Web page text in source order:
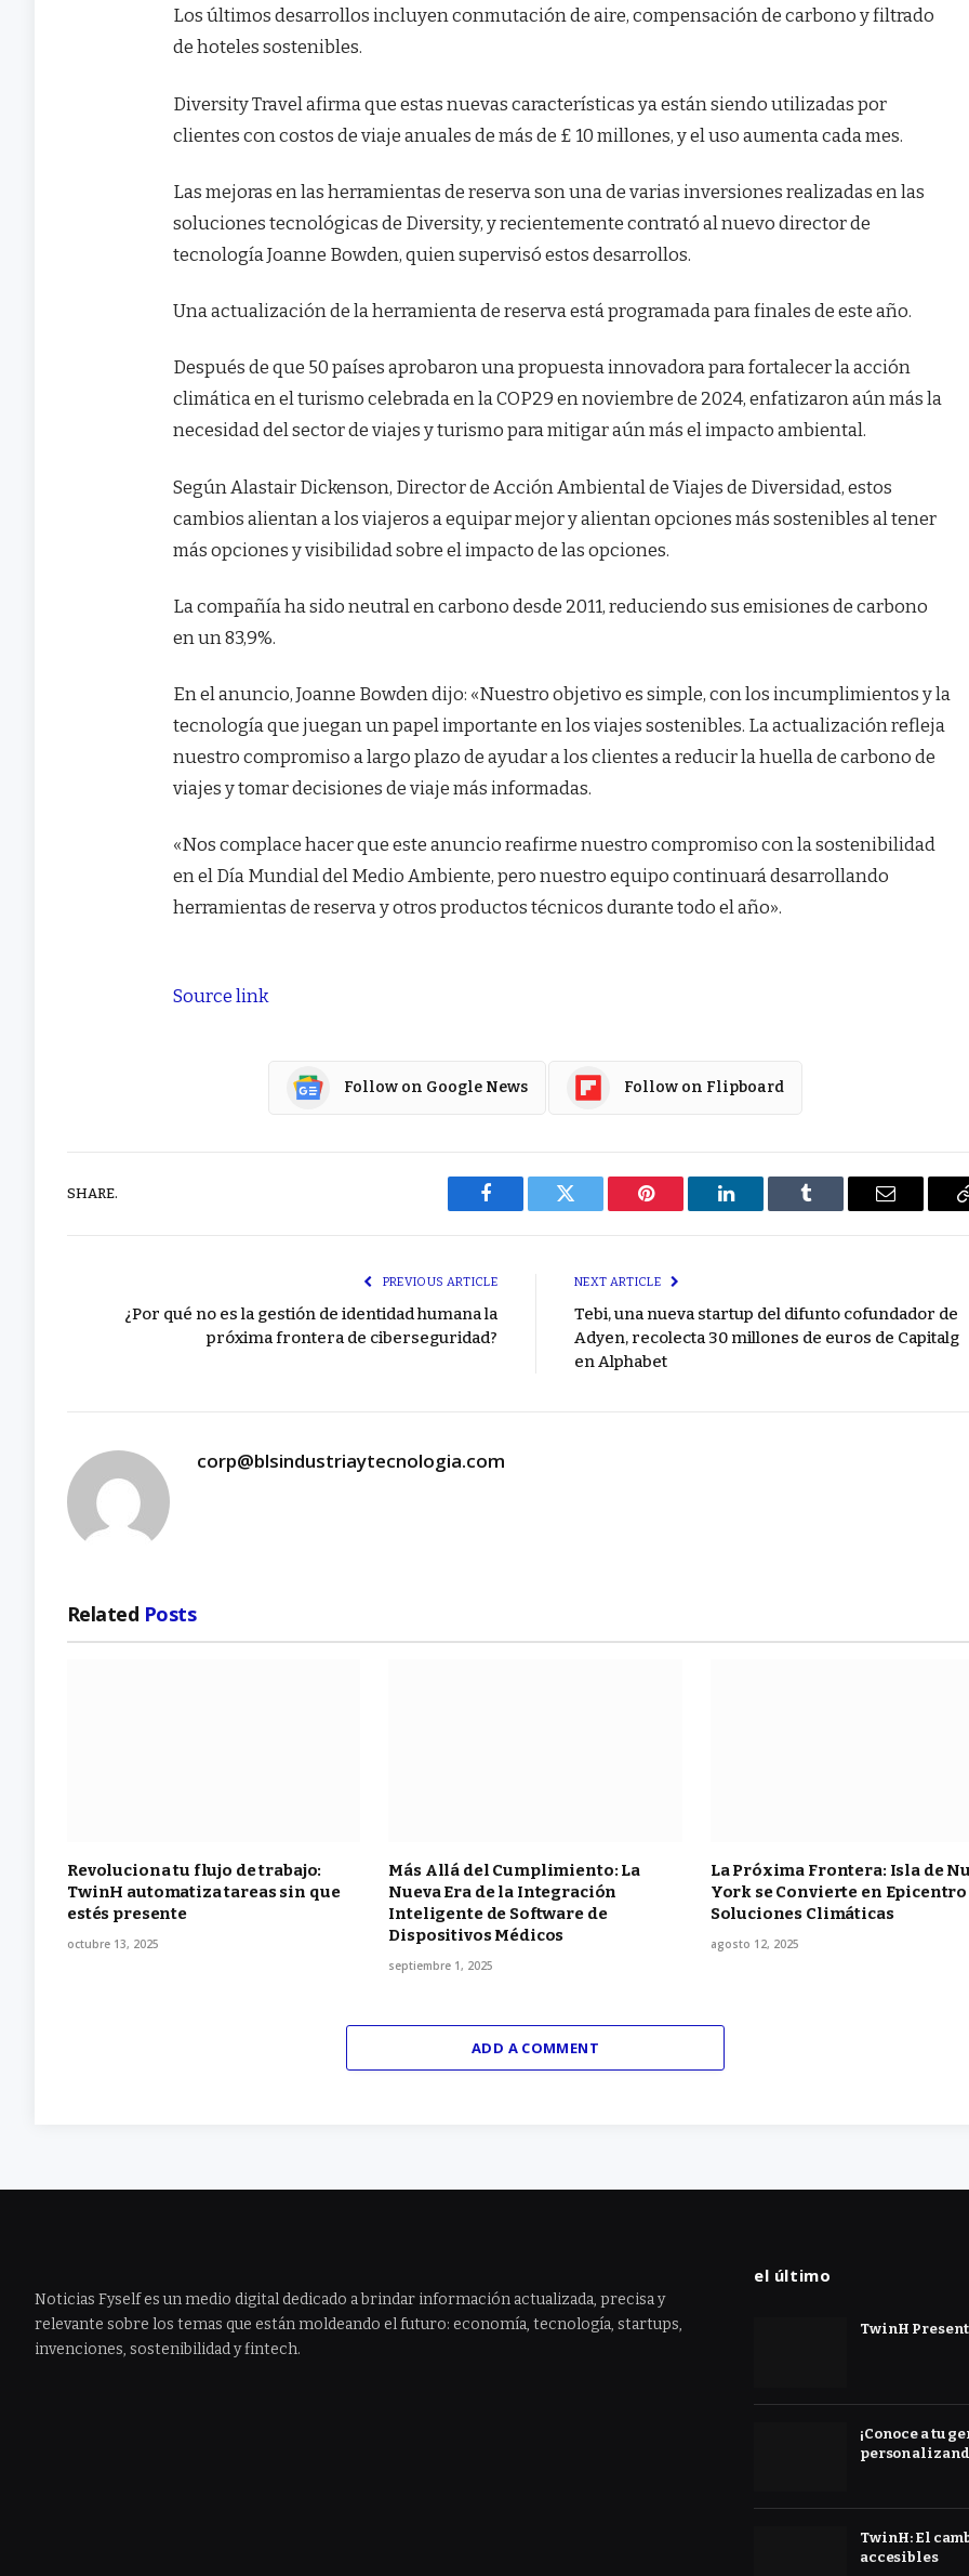
Los últimos desarrollos incluyen conmutación de aire, compensación de carbono y filtrado
de hoteles sostenibles.
Diversity Travel afirma que estas nuevas características ya están siendo utilizadas por
clientes con costos de viaje anuales de más de £ 10 millones, y el uso aumenta cada mes.
Las mejoras en las herramientas de reserva son una de varias inversiones realizadas en las
soluciones tecnológicas de Diversity, y recientemente contrató al nuevo director de
tecnología Joanne Bowden, quien supervisó estos desarrollos.
Una actualización de la herramienta de reserva está programada para finales de este año.
Después de que 50 países aprobaron una propuesta innovadora para fortalecer la acción
climática en el turismo celebrada en la COP29 en noviembre de 2024, enfatizaron aún más la
necesidad del sector de viajes y turismo para mitigar aún más el impacto ambiental.
Según Alastair Dickenson, Director de Acción Ambiental de Viajes de Diversidad, estos
cambios alientan a los viajeros a equipar mejor y alientan opciones más sostenibles al tener
más opciones y visibilidad sobre el impacto de las opciones.
La compañía ha sido neutral en carbono desde 2011, reduciendo sus emisiones de carbono
en un 83,9%.
En el anuncio, Joanne Bowden dijo: «Nuestro objetivo es simple, con los incumplimientos y la
tecnología que juegan un papel importante en los viajes sostenibles. La actualización refleja
nuestro compromiso a largo plazo de ayudar a los clientes a reducir la huella de carbono de
viajes y tomar decisiones de viaje más informadas.
«Nos complace hacer que este anuncio reafirme nuestro compromiso con la sostenibilidad
en el Día Mundial del Medio Ambiente, pero nuestro equipo continuará desarrollando
herramientas de reserva y otros productos técnicos durante todo el año».
Source link
Follow on Google News Follow on Flipboard
SHARE.
Facebook Twitter Pinterest LinkedIn Tumblr Email
PREVIOUS ARTICLE
¿Por qué no es la gestión de identidad humana la
próxima frontera de ciberseguridad?
NEXT ARTICLE
Tebi, una nueva startup del difunto cofundador de
Adyen, recolecta 30 millones de euros de Capitalg
en Alphabet
corp@blsindustriaytecnologia.com
Related Posts
Revoluciona tu flujo de trabajo:
TwinH automatiza tareas sin que
estés presente
octubre 13, 2025
Más Allá del Cumplimiento: La
Nueva Era de la Integración
Inteligente de Software de
Dispositivos Médicos
septiembre 1, 2025
La Próxima Frontera: Isla de
York se Convierte en Epicentro
Soluciones Climáticas
agosto 12, 2025
ADD A COMMENT
Noticias Fyself es un medio digital dedicado a brindar información actualizada, precisa y
relevante sobre los temas que están moldeando el futuro: economía, tecnología, startups,
invenciones, sostenibilidad y fintech.
el último
TwinH
¡Conoce a tu
TwinH: El
accesibles